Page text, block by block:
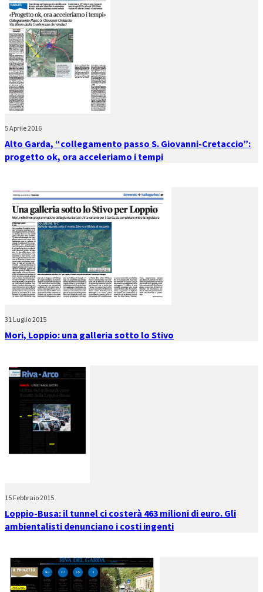
5 Aprile 2016
Alto Garda, “collegamento passo S. Giovanni-Cretaccio”:
progetto ok, ora acceleriamo i tempi
31 Luglio 2015
Mori, Loppio: una galleria sotto lo Stivo
15 Febbraio 2015
Loppio-Busa: il tunnel ci costerà 463 milioni di euro. Gli
ambientalisti denunciano i costi ingenti